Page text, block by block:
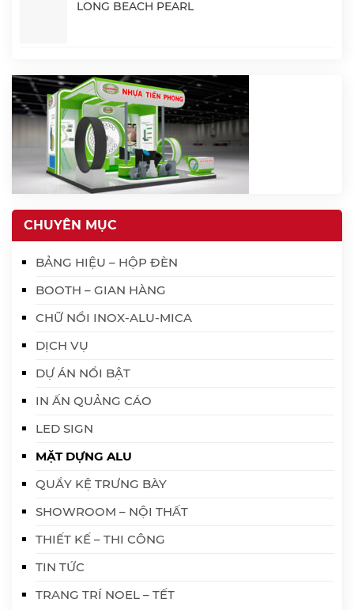
LONG BEACH PEARL
CHUYÊN MỤC
BẢNG HIỆU – HỘP ĐÈN
BOOTH – GIAN HÀNG
CHỮ NỔI INOX-ALU-MICA
DỊCH VỤ
DỰ ÁN NỔI BẬT
IN ẤN QUẢNG CÁO
LED SIGN
MẶT DỰNG ALU
QUẦY KỆ TRƯNG BÀY
SHOWROOM – NỘI THẤT
THIẾT KẾ – THI CÔNG
TIN TỨC
TRANG TRÍ NOEL – TẾT